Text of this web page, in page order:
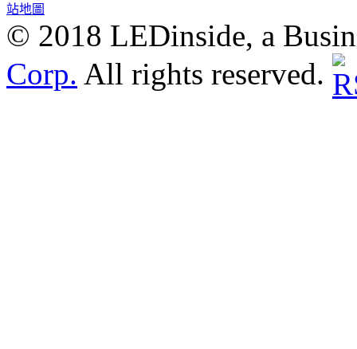
站地圖
© 2018 LEDinside, a
Corp. All rights reserved.